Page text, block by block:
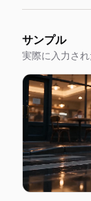
サンプル
実際に入力さ